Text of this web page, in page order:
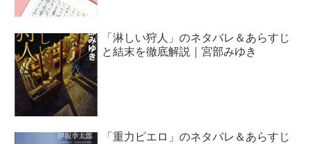
「淋しい狩人」のネタバレ＆あらすじ
と結末を徹底解説｜宮部みゆき
「重力ピエロ」のネタバレ＆あらすじ